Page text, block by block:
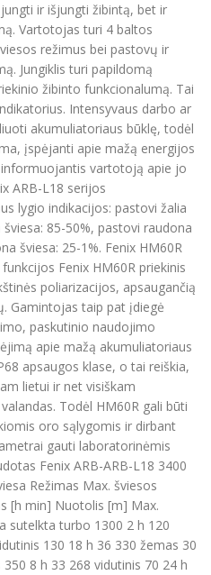
ir išjungti žibintą, bet ir
Vartotojas turi 4 baltos
režimus bei pastovų ir
Jungiklis turi papildomą
žibinto funkcionalumą. Tai
Intensyvaus darbo ar
akumuliatoriaus būklę, todėl
įspėjanti apie mažą energijos
vartotoją apie jo
ARB-L18 serijos
lygio indikacijos: pastovi žalia
85-50%, pastovi raudona
šviesa: 25-1%. Fenix HM60R
Fenix HM60R priekinis
poliarizacijos, apsaugančią
Gamintojas taip pat įdiegė
paskutinio naudojimo
apie mažą akumuliatoriaus
apsaugos klase, o tai reiškia,
lietui ir net visiškam
Todėl HM60R gali būti
oro sąlygomis ir dirbant
gauti laboratorinėmis
Fenix ARB-ARB-L18 3400
Režimas Max. šviesos
[h min] Nuotolis [m] Max.
sutelkta turbo 1300 2 h 120
130 18 h 36 330 žemas 30
8 h 33 268 vidutinis 70 24 h